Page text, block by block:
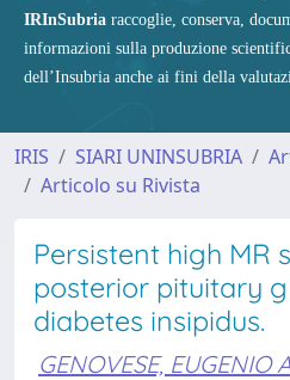
IRInSubria raccoglie, conserva,
informazioni sulla produzione
dell’Insubria anche ai fini della
IRIS SIARI UNINSUBRIA
Articolo su Rivista
Persistent high MR
posterior pituitary
diabetes insipidus.
GENOVESE, EUGENIO